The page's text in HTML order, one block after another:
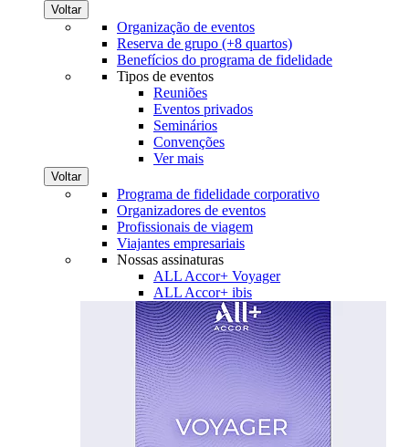
Voltar
Organização de eventos
Reserva de grupo (+8 quartos)
Benefícios do programa de fidelidade
Tipos de eventos
Reuniões
Eventos privados
Seminários
Convenções
Ver mais
Voltar
Programa de fidelidade corporativo
Organizadores de eventos
Profissionais de viagem
Viajantes empresariais
Nossas assinaturas
ALL Accor+ Voyager
ALL Accor+ ibis